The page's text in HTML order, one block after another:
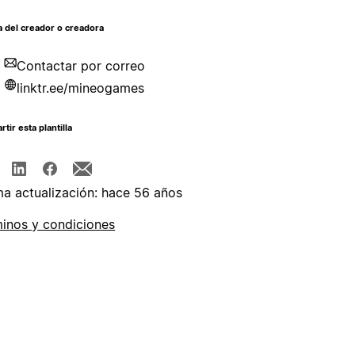
del creador o creadora
Contactar por correo
linktr.ee/mineogames
esta plantilla
actualización: hace 56 años
y condiciones